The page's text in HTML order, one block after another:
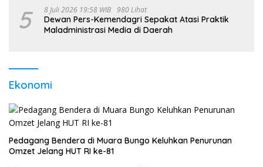
5 8 Juli 2026 19:58 WIB 980 Lihat
Dewan Pers-Kemendagri Sepakat Atasi Praktik
Maladministrasi Media di Daerah
Ekonomi
Pedagang Bendera di Muara Bungo Keluhkan Penurunan
Omzet Jelang HUT RI ke-81